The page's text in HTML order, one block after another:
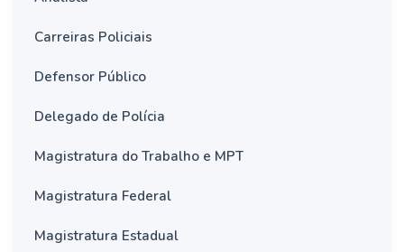
Carreiras Policiais
Defensor Público
Delegado de Polícia
Magistratura do Trabalho e MPT
Magistratura Federal
Magistratura Estadual